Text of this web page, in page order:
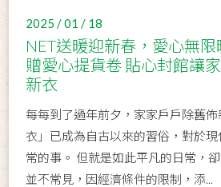
2025 / 01 / 18
NET送暖迎新春，愛心無
贈愛心提貨卷 貼心封館讓
新衣
每每到了過年前夕，家家戶戶除舊
衣」已成為自古以來的習俗，對於
常的事。 但就是如此平凡的日常，
並不常見，因經濟條件的限制，添...